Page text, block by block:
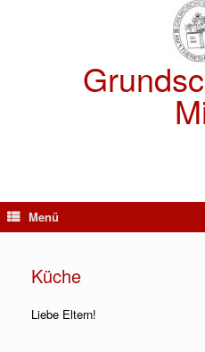
Menü
Küche
Liebe Eltern!